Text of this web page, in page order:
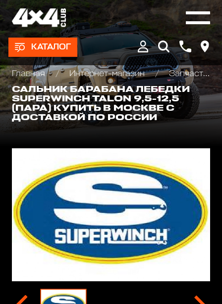
КАТАЛОГ
Главная Интернет-магазин
Запчасти и Аксессуары для лебедок
САЛЬНИК БАРАБАНА ЛЕБЕДКИ
SUPERWINCH TALON 9,5-12,5
(ПАРА) КУПИТЬ В МОСКВЕ С
ДОСТАВКОЙ ПО РОССИИ